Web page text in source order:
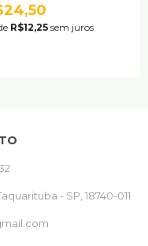
R$12,25 sem juros
- SP, 18740-011